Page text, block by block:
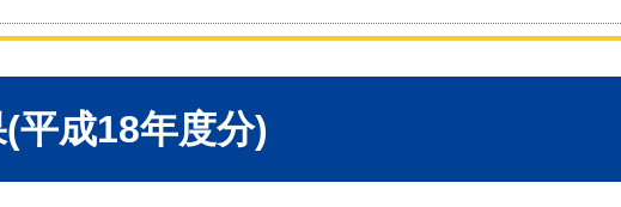
平成18年度分)